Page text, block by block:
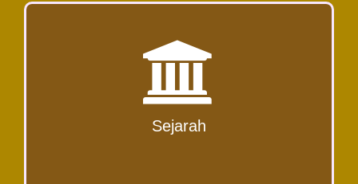
Sejarah
selama lebih dari delapan abad. Sejarah Ordo
Karmel bermula pada abad XII di Ye...